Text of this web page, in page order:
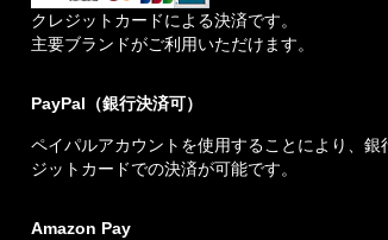
クレジットカードによる決済です。
主要ブランドがご利用いただけます。
PayPal（銀行決済可）
ペイパルアカウントを使用することにより、銀
ジットカードでの決済が可能です。
Amazon Pay